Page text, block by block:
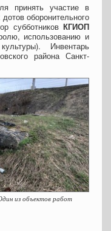
принять участие в
оборонительного
субботников КГИОП
использованию и
Инвентарь
района Санкт-
из объектов работ